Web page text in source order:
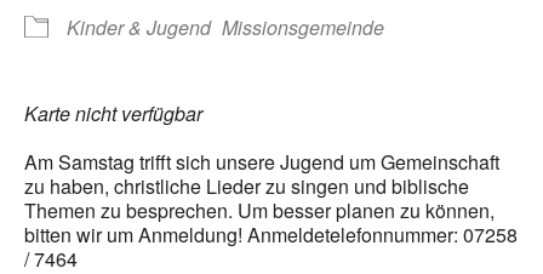
Kinder & Jugend Missionsgemeinde
Karte nicht verfügbar
Am Samstag trifft sich unsere Jugend um Gemeinschaft
zu haben, christliche Lieder zu singen und biblische
Themen zu besprechen. Um besser planen zu können,
bitten wir um Anmeldung! Anmeldetelefonnummer: 07258
/ 7464